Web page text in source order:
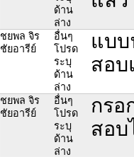
ด้าน
ล่าง
ชยพล จิร
ชัยอารีย์
อื่นๆ
โปรด
ระบุ
ด้าน
ล่าง
แบบ
สอ
ชยพล จิร
ชัยอารีย์
อื่นๆ
โปรด
ระบุ
ด้าน
ล่าง
กรอ
สอบ